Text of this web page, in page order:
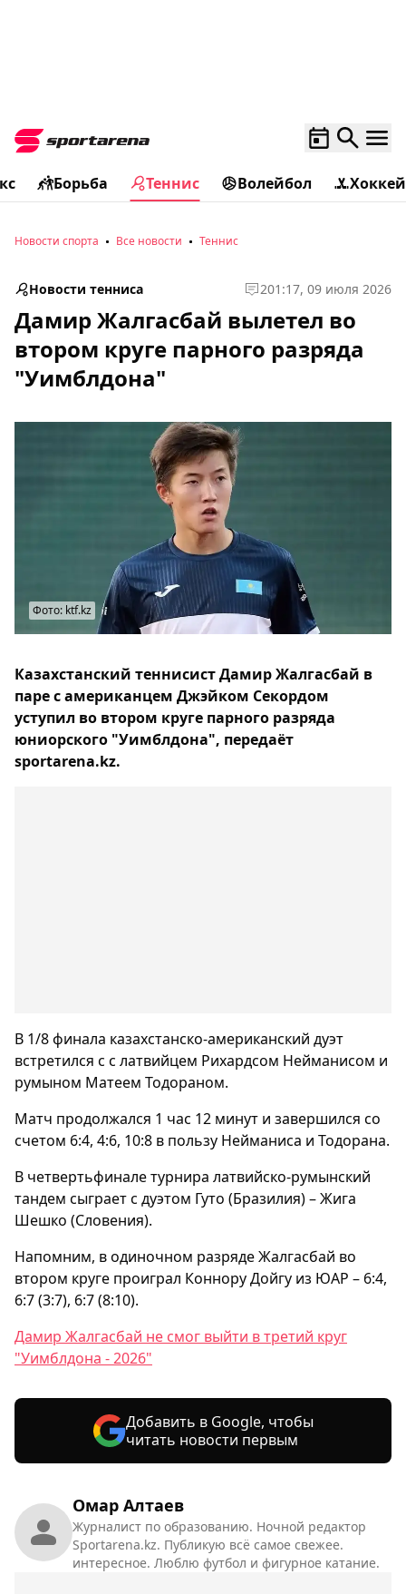
Борьба Теннис Волейбол Хоккей
Новости спорта Все новости Теннис
Новости тенниса 201:17, 09 июля 2026
Дамир Жалгасбай вылетел во
втором круге парного разряда
"Уимблдона"
Фото: ktf.kz
Омар Алтаев
Журналист по образованию. Ночной редактор
Sportarena.kz. Публикую всё самое свежее.
интересное. Люблю футбол и фигурное катание.
Казахстанский теннисист Дамир Жалгасбай в
паре с американцем Джэйком Секордом
уступил во втором круге парного разряда
юниорского "Уимблдона", передаёт
sportarena.kz.
В 1/8 финала казахстанско-американский дуэт
встретился с с латвийцем Рихардсом Нейманисом и
румыном Матеем Тодораном.
Матч продолжался 1 час 12 минут и завершился со
счетом 6:4, 4:6, 10:8 в пользу Нейманиса и Тодорана.
В четвертьфинале турнира латвийско-румынский
тандем сыграет с дуэтом Гуто (Бразилия) – Жига
Шешко (Словения).
Напомним, в одиночном разряде Жалгасбай во
втором круге проиграл Коннору Дойгу из ЮАР – 6:4,
6:7 (3:7), 6:7 (8:10).
Дамир Жалгасбай не смог выйти в третий круг
"Уимблдона - 2026"
Добавить в Google, чтобы
читать новости первым